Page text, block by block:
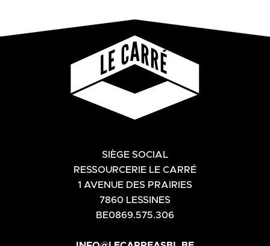
SIÈGE SOCIAL
RESSOURCERIE LE CARRÉ
1 AVENUE DES PRAIRIES
7860 LESSINES
BE0869.575.306